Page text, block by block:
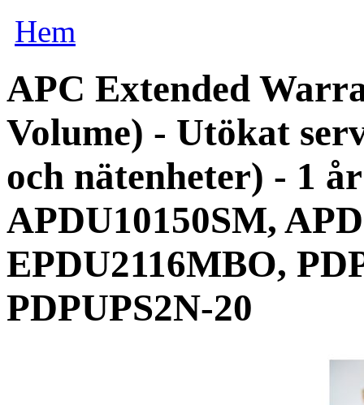
Hem
APC Extended
Volume) - Utökat
och nätenheter) - 1
APDU10150SM,
EPDU2116MBO,
PDPUPS2N-20